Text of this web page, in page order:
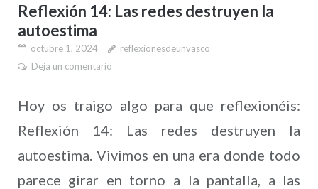
Reflexión 14: Las redes destruyen la
autoestima
octubre 1, 2024
reflexionesdeunvasco
Deja un comentario
Hoy os traigo algo para que reflexionéis:
Reflexión 14: Las redes destruyen la
autoestima. Vivimos en una era donde todo
parece girar en torno a la pantalla, a las